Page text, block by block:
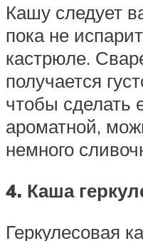
Кашу следует
пока не
кастрюле.
получается
чтобы сделать
ароматной,
немного
4. Каша
Геркулесовая